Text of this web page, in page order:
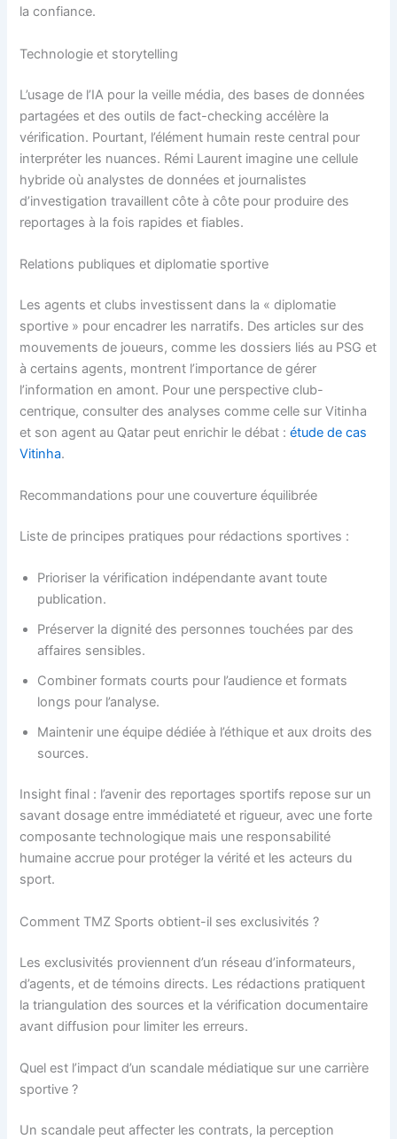
la confiance.
Technologie et storytelling
L’usage de l’IA pour la veille média, des bases de données
partagées et des outils de fact-checking accélère la
vérification. Pourtant, l’élément humain reste central pour
interpréter les nuances. Rémi Laurent imagine une cellule
hybride où analystes de données et journalistes
d’investigation travaillent côte à côte pour produire des
reportages à la fois rapides et fiables.
Relations publiques et diplomatie sportive
Les agents et clubs investissent dans la « diplomatie
sportive » pour encadrer les narratifs. Des articles sur des
mouvements de joueurs, comme les dossiers liés au PSG et
à certains agents, montrent l’importance de gérer
l’information en amont. Pour une perspective club-
centrique, consulter des analyses comme celle sur Vitinha
et son agent au Qatar peut enrichir le débat :étude de cas
Vitinha.
Recommandations pour une couverture équilibrée
Liste de principes pratiques pour rédactions sportives :
Prioriser la vérification indépendante avant toute
publication.
Préserver la dignité des personnes touchées par des
affaires sensibles.
Combiner formats courts pour l’audience et formats
longs pour l’analyse.
Maintenir une équipe dédiée à l’éthique et aux droits des
sources.
Insight final : l’avenir des reportages sportifs repose sur un
savant dosage entre immédiateté et rigueur, avec une forte
composante technologique mais une responsabilité
humaine accrue pour protéger la vérité et les acteurs du
sport.
Comment TMZ Sports obtient-il ses exclusivités ?
Les exclusivités proviennent d’un réseau d’informateurs,
d’agents, et de témoins directs. Les rédactions pratiquent
la triangulation des sources et la vérification documentaire
avant diffusion pour limiter les erreurs.
Quel est l’impact d’un scandale médiatique sur une carrière
sportive ?
Un scandale peut affecter les contrats, la perception